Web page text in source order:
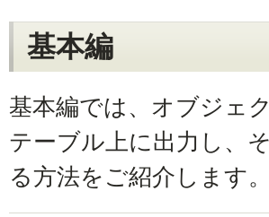
基本編
基本編では、オブジェ
テーブル上に出力し、
る方法をご紹介します。